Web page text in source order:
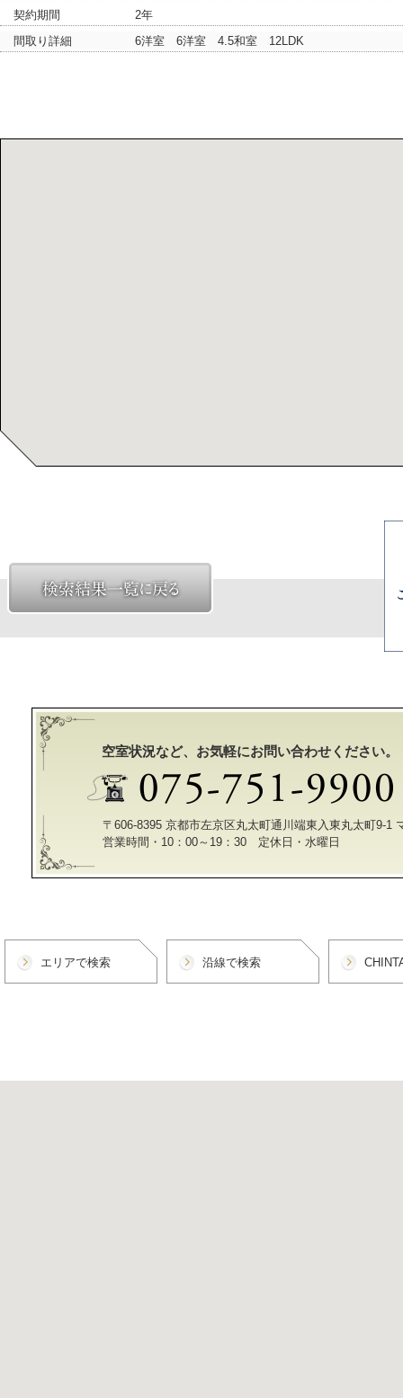
契約期間
2年
間取り詳細
6洋室 6洋室 4.5和室 12LDK
空室状況など、お気軽にお問い合わせください。
〒606-8395 京都市左京区丸太町通川端東入東丸太町9-1
営業時間・10：00～19：30 定休日・水曜日
エリアで検索 沿線で検索